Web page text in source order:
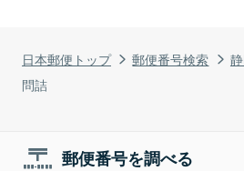
日本郵便トップ 郵便番号検索
問詰
郵便番号を調べる